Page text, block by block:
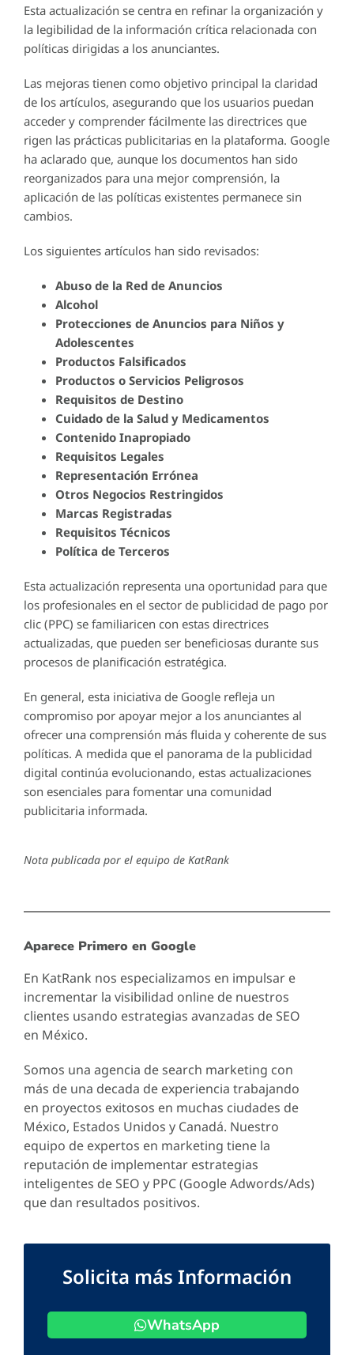
Esta actualización se centra en refinar la organización y
la legibilidad de la información crítica relacionada con
políticas dirigidas a los anunciantes.
Las mejoras tienen como objetivo principal la claridad
de los artículos, asegurando que los usuarios puedan
acceder y comprender fácilmente las directrices que
rigen las prácticas publicitarias en la plataforma. Google
ha aclarado que, aunque los documentos han sido
reorganizados para una mejor comprensión, la
aplicación de las políticas existentes permanece sin
cambios.
Los siguientes artículos han sido revisados:
Abuso de la Red de Anuncios
Alcohol
Protecciones de Anuncios para Niños y
Adolescentes
Productos Falsificados
Productos o Servicios Peligrosos
Requisitos de Destino
Cuidado de la Salud y Medicamentos
Contenido Inapropiado
Requisitos Legales
Representación Errónea
Otros Negocios Restringidos
Marcas Registradas
Requisitos Técnicos
Política de Terceros
Esta actualización representa una oportunidad para que
los profesionales en el sector de publicidad de pago por
clic (PPC) se familiaricen con estas directrices
actualizadas, que pueden ser beneficiosas durante sus
procesos de planificación estratégica.
En general, esta iniciativa de Google refleja un
compromiso por apoyar mejor a los anunciantes al
ofrecer una comprensión más fluida y coherente de sus
políticas. A medida que el panorama de la publicidad
digital continúa evolucionando, estas actualizaciones
son esenciales para fomentar una comunidad
publicitaria informada.
Nota publicada por el equipo de KatRank
Aparece Primero en Google
En KatRank nos especializamos en impulsar e
incrementar la visibilidad online de nuestros
clientes usando estrategias avanzadas de SEO
en México.
Somos una agencia de search marketing con
más de una decada de experiencia trabajando
en proyectos exitosos en muchas ciudades de
México, Estados Unidos y Canadá. Nuestro
equipo de expertos en marketing tiene la
reputación de implementar estrategias
inteligentes de SEO y PPC (Google Adwords/Ads)
que dan resultados positivos.
Solicita más Información
WhatsApp